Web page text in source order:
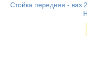
Стойка передняя - ваз